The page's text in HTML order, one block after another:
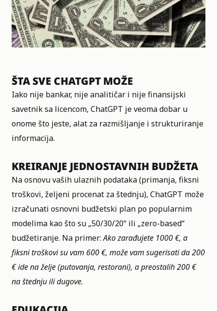
ŠTA SVE CHATGPT MOŽE
Iako nije bankar, nije analitičar i nije finansijski
savetnik sa licencom, ChatGPT je veoma dobar u
onome što jeste, alat za razmišljanje i strukturiranje
informacija.
KREIRANJE JEDNOSTAVNIH BUDŽETA
Na osnovu vaših ulaznih podataka (primanja, fiksni
troškovi, željeni procenat za štednju), ChatGPT može
izračunati osnovni budžetski plan po popularnim
modelima kao što su „50/30/20“ ili „zero-based“
budžetiranje. Na primer:Ako zarađujete 1000 €, a
fiksni troškovi su vam 600 €, može vam sugerisati da 200
€ ide na želje (putovanja, restorani), a preostalih 200 €
na štednju ili dugove.